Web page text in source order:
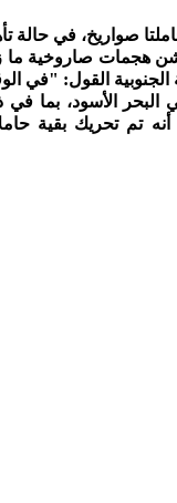
صواريخ، في حالة
شن هجمات صاروخية ما
الجنوبية القول: "في
الأسود، بما في
كاليبر". وأضافت أنه تم تحريك بقية